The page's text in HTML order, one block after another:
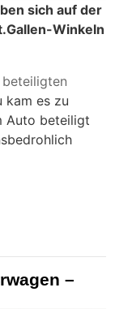
sich auf der
Winkeln
kam es zu
Auto beteiligt
–